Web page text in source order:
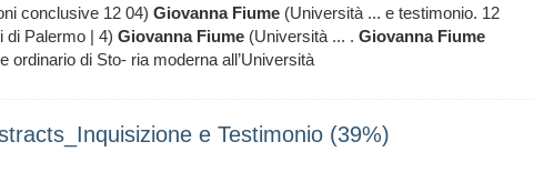
conclusive 12 04) Giovanna Fiume (Università ... e testimonio. 12
di Palermo | 4) Giovanna Fiume (Università ... . Giovanna Fiume
ordinario di Sto- ria moderna all’Università
e Testimonio (39%)